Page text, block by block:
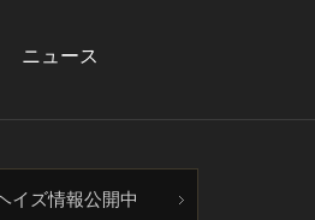
ニュース
イズ情報公開中